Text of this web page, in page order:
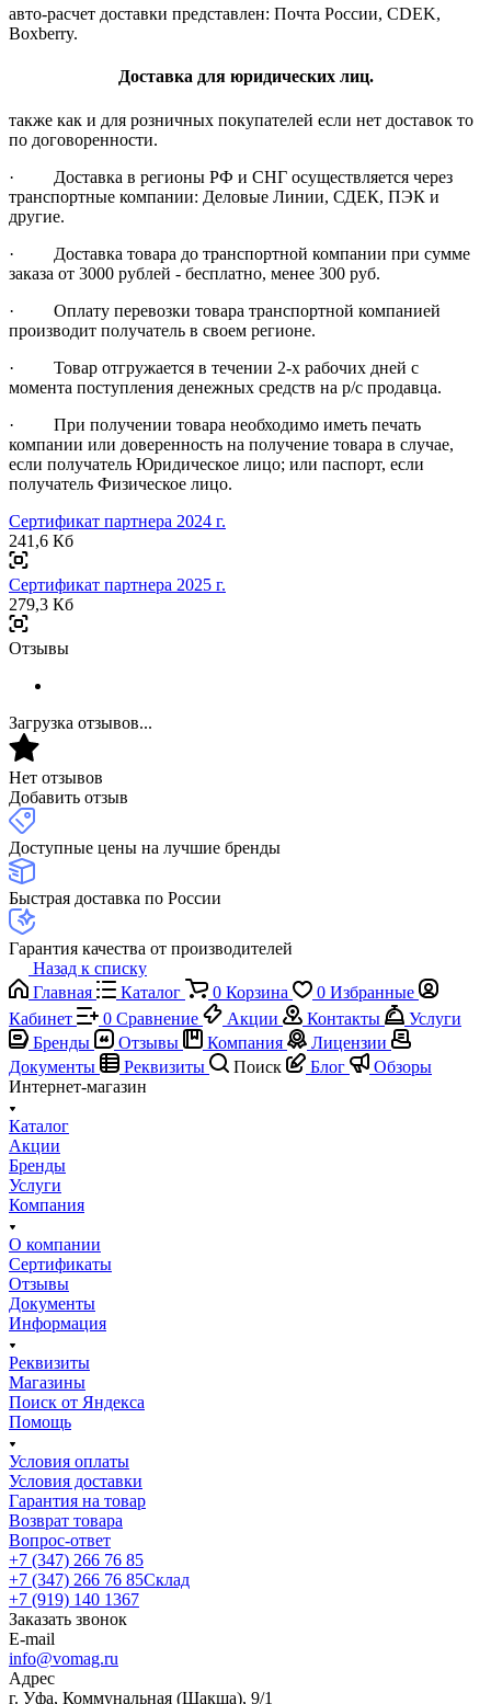
авто-расчет доставки представлен: Почта России, CDEK,
Boxberry.
Доставка для юридических лиц.
также как и для розничных покупателей если нет доставок то
по договоренности.
· Доставка в регионы РФ и СНГ осуществляется через
транспортные компании: Деловые Линии, СДЕК, ПЭК и
другие.
· Доставка товара до транспортной компании при сумме
заказа от 3000 рублей - бесплатно, менее 300 руб.
· Оплату перевозки товара транспортной компанией
производит получатель в своем регионе.
· Товар отгружается в течении 2-х рабочих дней с
момента поступления денежных средств на р/с продавца.
· При получении товара необходимо иметь печать
компании или доверенность на получение товара в случае,
если получатель Юридическое лицо; или паспорт, если
получатель Физическое лицо.
Сертификат партнера 2024 г.
241,6 Кб
Сертификат партнера 2025 г.
279,3 Кб
Отзывы
Загрузка отзывов...
Нет отзывов
Добавить отзыв
Доступные цены на лучшие бренды
Быстрая доставка по России
Гарантия качества от производителей
Назад к списку
Главная
Каталог 0 Корзина 0 Избранные
Кабинет
0 Сравнение Акции Контакты
Услуги
Бренды
Отзывы Компания
Лицензии
Документы
Реквизиты Поиск Блог
Обзоры
Интернет-магазин
Каталог
Акции
Бренды
Услуги
Компания
О компании
Сертификаты
Отзывы
Документы
Информация
Реквизиты
Магазины
Поиск от Яндекса
Помощь
Условия оплаты
Условия доставки
Гарантия на товар
Возврат товара
Вопрос-ответ
+7 (347) 266 76 85
+7 (347) 266 76 85Склад
+7 (919) 140 1367
Заказать звонок
E-mail
info@vomag.ru
Адрес
г. Уфа, Коммунальная (Шакша), 9/1